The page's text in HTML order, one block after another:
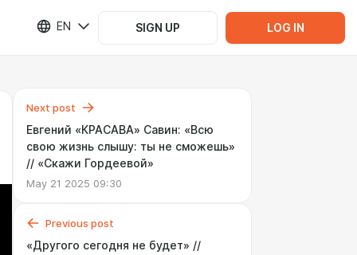
EN SIGN UP LOG IN
Next post
Евгений «КРАСАВА» Савин: «Всю
свою жизнь слышу: ты не сможешь»
// «Скажи Гордеевой»
May 21 2025 09:30
Previous post
«Другого сегодня не будет» //